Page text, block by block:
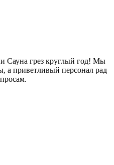
Сауна грез круглый год! Мы
а приветливый персонал рад